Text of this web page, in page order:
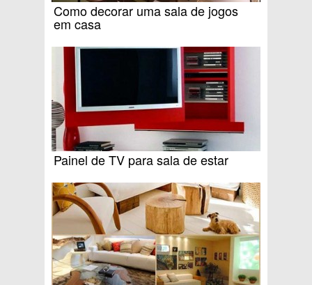
Como decorar uma sala de jogos
em casa
Painel de TV para sala de estar